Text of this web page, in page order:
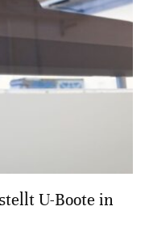
U-Boote in